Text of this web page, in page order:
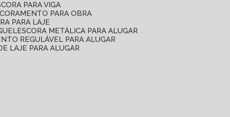
PARA VIGA
PARA OBRA
PARA LAJE
ESCORA METÁLICA PARA ALUGAR
REGULÁVEL PARA ALUGAR
LAJE PARA ALUGAR